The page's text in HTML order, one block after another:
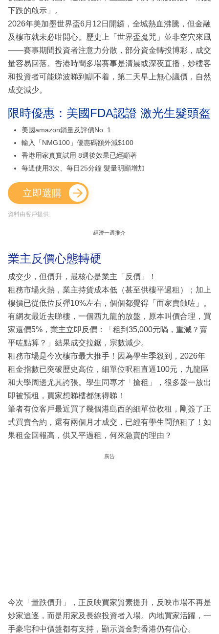
下跌的啟示」。
2026年美加墨世界盃6月12日開鑼，全城熱血沸騰，但金融
及樓市就未必咁開心。歷史上「世界盃魔咒」並非空穴來風
——賽事期間投資者注意力分散，部分資金轉投博彩，成交
量容易回落。香港時間多場賽事是清晨或深夜直播，炒樓客
和投資者可能睇波睇到瞓不着，第二天早上無心議價，自然
成交減少。
限時優惠：美國FDA認證 激光生髮頭盔
美國amazon鎖量及評價No. 1
輸入「NMG100」優惠碼額外減$100
香港用家真實試用 8週後效果已經顯著
每週使用3次、每日25分鐘 髮量明顯增加
立即選購
資料由客戶提供
經濟一週推介
業主反價心態轉硬
成交少，但價升，最核心是業主「反價」！
租務市場火熱，業主持貨成本低（甚至供樓平過租）；加上
樓價已從低位反彈10%左右，個個都覺得「而家賣蝕咗」。
有網友最近去睇樓，一個西九龍的放盤，原本叫價合理，買
家還價5%，業主立即反價：「租到35,000元喎，重減？賣
平咗點算？」結果成交拉鋸，宗數減少。
租務市場是今次樓市最大推手！因為學生季殺到，2026年
租金指數已突破歷史高位，細單位呎租直逼100元，九龍區
和大學周邊尤其誇張。學生同專才「搶租」，很多盤一放出
即被預租，買家想睇樓都無得睇！
筆者有位客戶最近買了幾個港島西的細單位收租，剛簽了正
式買賣合約，還有兩個月才成交，已經有學生問預租了！如
果租金回報高，供又平過租，何來急賣的理由？
廣告
今次「量跌價升」，正反映買家質素提升，反映市場不再是
炒家追逐，而是用家及長線投資者入場。內地買家活躍，一
手豪宅和中價盤都有支持，顯示資金對香港仍有信心。